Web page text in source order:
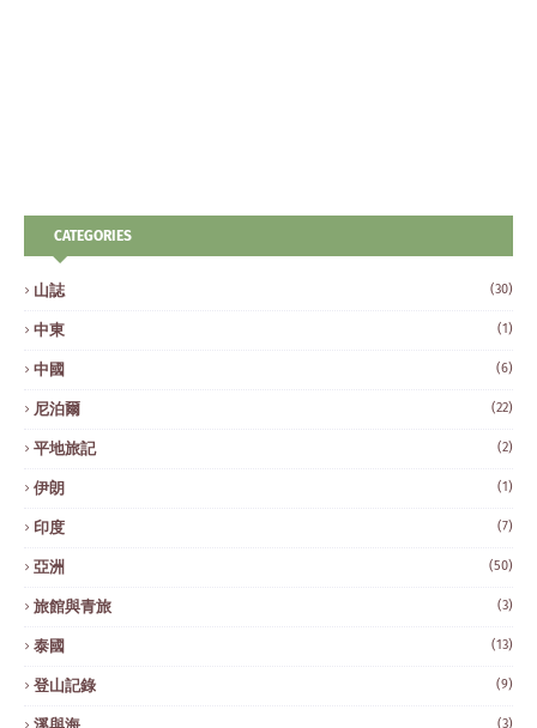
CATEGORIES
山誌 (30)
中東 (1)
中國 (6)
尼泊爾 (22)
平地旅記 (2)
伊朗 (1)
印度 (7)
亞洲 (50)
旅館與青旅 (3)
泰國 (13)
登山記錄 (9)
(3)